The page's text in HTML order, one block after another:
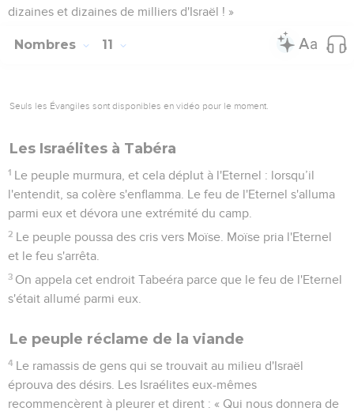
dizaines et dizaines de milliers d'Israël ! »
Nombres 11
Seuls les Évangiles sont disponibles en vidéo pour le moment.
Les Israélites à Tabéra
1 Le peuple murmura, et cela déplut à l'Eternel : lorsqu’il
l'entendit, sa colère s'enflamma. Le feu de l'Eternel s'alluma
parmi eux et dévora une extrémité du camp.
2 Le peuple poussa des cris vers Moïse. Moïse pria l'Eternel
et le feu s'arrêta.
3 On appela cet endroit Tabeéra parce que le feu de l'Eternel
s'était allumé parmi eux.
Le peuple réclame de la viande
4 Le ramassis de gens qui se trouvait au milieu d'Israël
éprouva des désirs. Les Israélites eux-mêmes
recommencèrent à pleurer et dirent : « Qui nous donnera de